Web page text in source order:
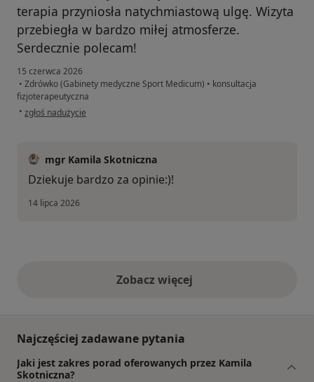
terapia przyniosła natychmiastową ulgę. Wizyta
przebiegła w bardzo miłej atmosferze.
Serdecznie polecam!
15 czerwca 2026
• Zdrówko (Gabinety medyczne Sport Medicum) • konsultacja
fizjoterapeutyczna
• w opinii użytkownika Marcela
zgłoś nadużycie
mgr Kamila Skotniczna
Dziekuje bardzo za opinie:)!
14 lipca 2026
Zobacz więcejopinie powyżej
Najczęściej zadawane pytania
Jaki jest zakres porad oferowanych przez Kamila
Skotniczna?